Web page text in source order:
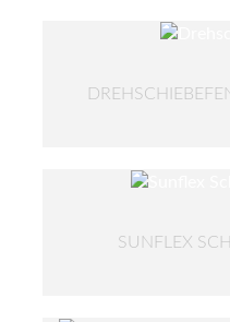
SUNFLEX